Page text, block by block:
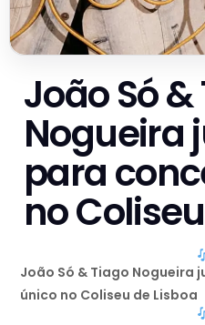
João Só
Nogueira
para
no
João Só & Tiago
único no Coliseu de Lisboa